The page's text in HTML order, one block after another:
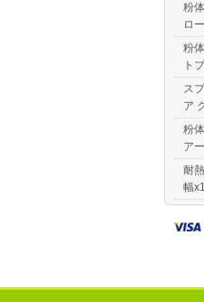
粉
ロ
粉
ト
ス
ア
粉
ア
耐
幅